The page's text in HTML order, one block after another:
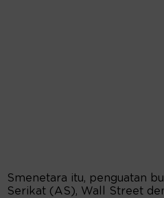
Smenetara itu, penguatan
Serikat (AS), Wall Street